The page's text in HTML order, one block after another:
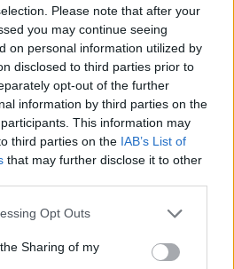
Please note that after your
you may continue seeing
on personal information utilized by
disclosed to third parties prior to
opt-out of the further
information by third parties on the
This information may
third parties on the IAB’s List of
that may further disclose it to other
Opt Outs
Sharing of my